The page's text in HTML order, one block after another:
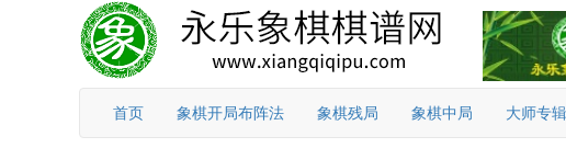
首页 象棋开局布阵法 象棋残局 象棋中局 大师专辑